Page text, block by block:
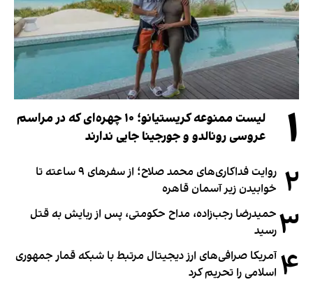
۱
لیست ممنوعه کریستیانو؛ ۱۰ چهره‌ای که در مراسم
عروسی رونالدو و جورجینا جایی ندارند
۲
روایت فداکاری‌های محمد صلاح؛ از سفرهای ۹ ساعته تا
خوابیدن زیر آسمان قاهره
۳ حمیدرضا رجب‌زاده، مداح حکومتی، پس از ربایش به قتل
رسید
۴ آمریکا صرافی‌های ارز دیجیتال مرتبط با شبکه قمار جمهوری
اسلامی را تحریم کرد